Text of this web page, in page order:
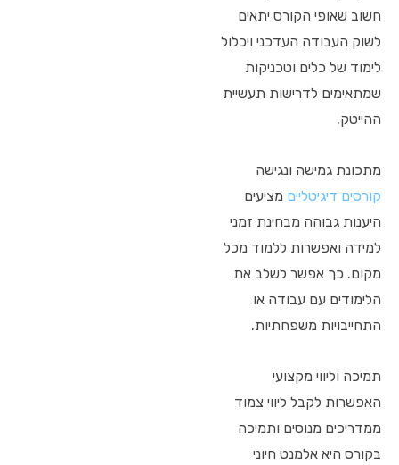
חשוב שאופי הקורס יתאים
לשוק העבודה העדכני ויכלול
לימוד של כלים וטכניקות
שמתאימים לדרישות תעשיית
ההייטק.
מתכונת גמישה ונגישה
קורסים דיגיטליים מציעים
היענות גבוהה מבחינת זמני
למידה ואפשרות ללמוד מכל
מקום. כך אפשר לשלב את
הלימודים עם עבודה או
התחייבויות משפחתיות.
תמיכה וליווי מקצועי
האפשרות לקבל ליווי צמוד
ממדריכים מנוסים ותמיכה
בקורס היא אלמנט חיוני